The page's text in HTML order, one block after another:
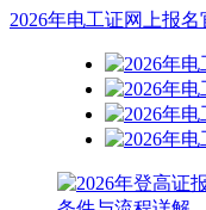
2026年电工证网上报名